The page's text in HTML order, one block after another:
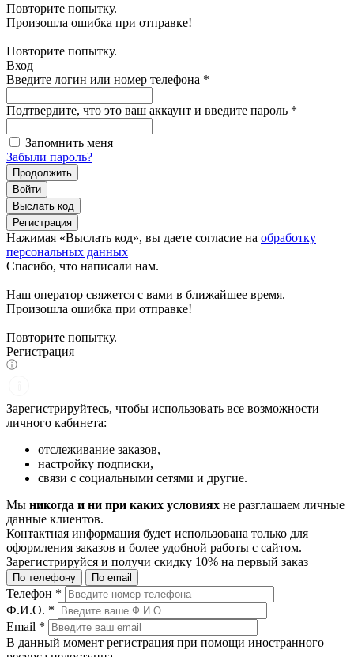
Повторите попытку.
Произошла ошибка при отправке!
Повторите попытку.
Вход
Введите логин или номер телефона *
Подтвердите, что это ваш аккаунт и введите пароль *
Запомнить меня
Забыли пароль?
Продолжить
Войти
Выслать код
Регистрация
Нажимая «Выслать код», вы даете согласие на обработку
персональных данных
Спасибо, что написали нам.
Наш оператор свяжется с вами в ближайшее время.
Произошла ошибка при отправке!
Повторите попытку.
Регистрация
Зарегистрируйтесь, чтобы использовать все возможности
личного кабинета:
отслеживание заказов,
настройку подписки,
связи с социальными сетями и другие.
Мы никогда и ни при каких условиях не разглашаем личные
данные клиентов.
Контактная информация будет использована только для
оформления заказов и более удобной работы с сайтом.
Зарегистрируйся и получи скидку 10% на первый заказ
По телефону По email
Телефон *
Ф.И.О. *
Email *
В данный момент регистрация при помощи иностранного